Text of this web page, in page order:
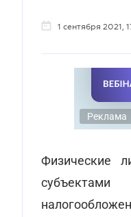
1 сентября 2021,
Реклама
Физические
субъектами